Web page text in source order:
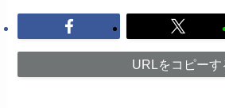
URLをコピーす